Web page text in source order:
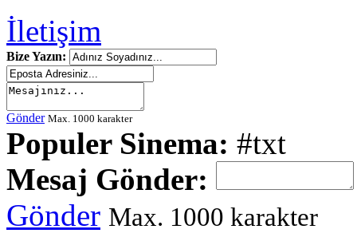
İletişim
Bize Yazın:
Gönder Max. 1000 karakter
Populer Sinema: #txt
Mesaj Gönder:
Gönder Max. 1000 karakter